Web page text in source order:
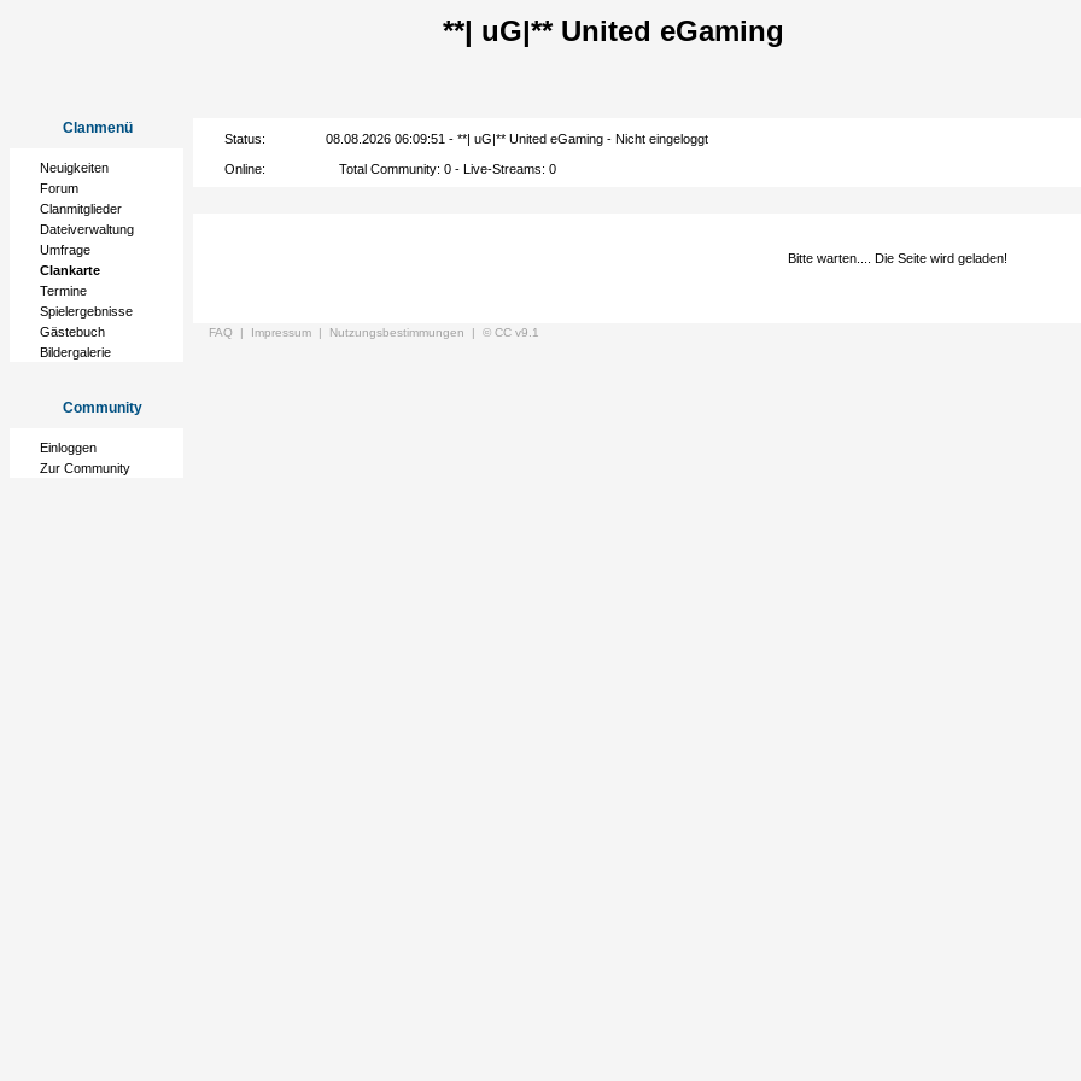
**| uG|** United eGaming
Clanmenü
Neuigkeiten
Forum
Clanmitglieder
Dateiverwaltung
Umfrage
Clankarte
Termine
Spielergebnisse
Gästebuch
Bildergalerie
Community
Einloggen
Zur Community
Status: 08.08.2026 06:09:51 - **| uG|** United eGaming - Nicht eingeloggt
Online: Total Community: 0 - Live-Streams: 0
Bitte warten.... Die Seite wird geladen!
FAQ | Impressum | Nutzungsbestimmungen | © CC v9.1